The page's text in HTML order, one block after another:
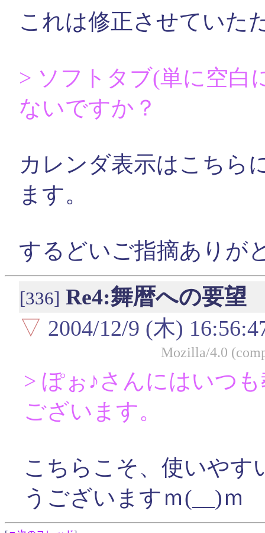
これは修正させていた
> ソフトタブ(単に空白
ないですか？
カレンダ表示はこちら
ます。
するどいご指摘ありが
[336] Re4:舞暦への要望
▽ 2004/12/9 (木)
Mozilla/4.0
> ぽぉ♪さんにはいつ
ございます。
こちらこそ、使いや
うございますｍ(__)ｍ